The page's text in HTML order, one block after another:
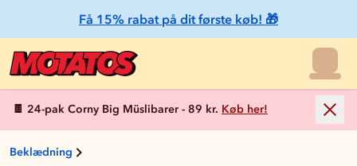
Få 15% rabat på dit første køb! 🎁
🍫 24-pak Corny Big Müslibarer - 89 kr. Køb her!
Beklædning